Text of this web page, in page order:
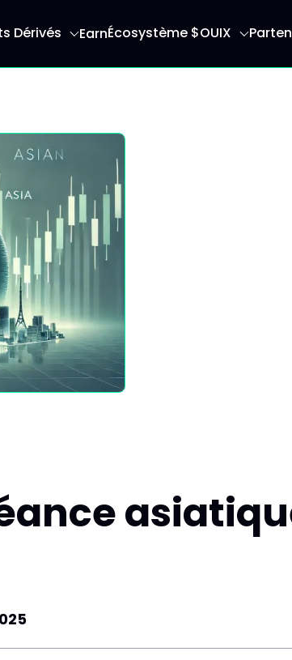
Dérivés EarnÉcosystème $OUIX